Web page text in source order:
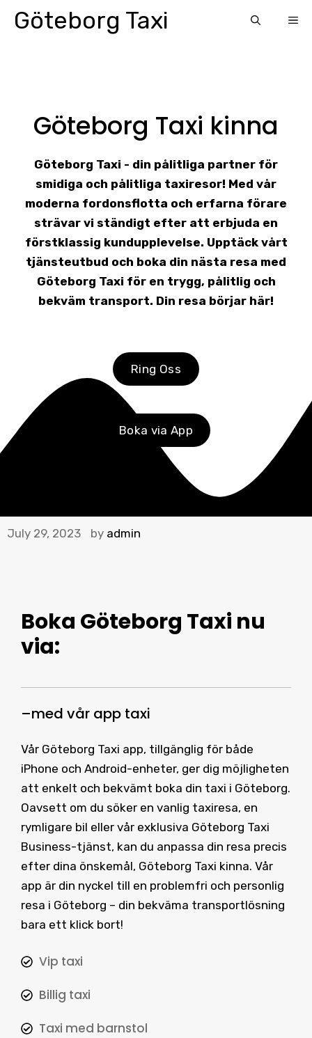
SkipGöteborg Taxi
Göteborg Taxi kinna
Göteborg Taxi - din pålitliga partner för
smidiga och pålitliga taxiresor! Med vår
moderna fordonsflotta och erfarna förare
strävar vi ständigt efter att erbjuda en
förstklassig kundupplevelse. Upptäck vårt
tjänsteutbud och boka din nästa resa med
Göteborg Taxi för en trygg, pålitlig och
bekväm transport. Din resa börjar här!
Ring Oss
Boka via App
July 29, 2023 by admin
Boka Göteborg Taxi nu
via:
–med vår app taxi
Vår Göteborg Taxi app, tillgänglig för både
iPhone och Android-enheter, ger dig möjligheten
att enkelt och bekvämt boka din taxi i Göteborg.
Oavsett om du söker en vanlig taxiresa, en
rymligare bil eller vår exklusiva Göteborg Taxi
Business-tjänst, kan du anpassa din resa precis
efter dina önskemål, Göteborg Taxi kinna. Vår
app är din nyckel till en problemfri och personlig
resa i Göteborg – din bekväma transportlösning
bara ett klick bort!
Vip taxi
Billig taxi
Taxi med barnstol